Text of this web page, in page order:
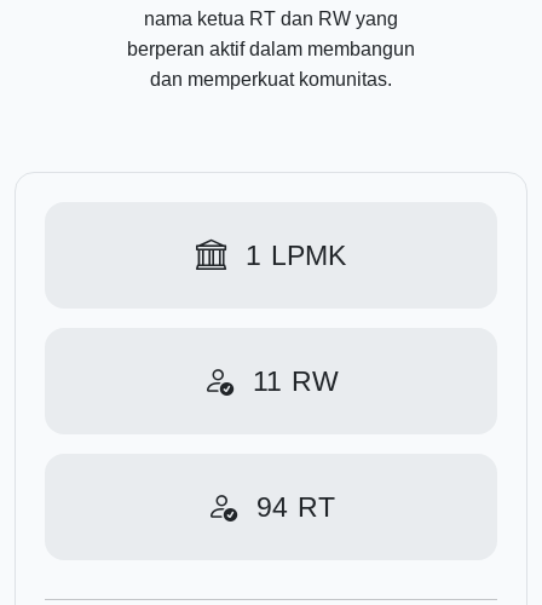
nama ketua RT dan RW yang
berperan aktif dalam membangun
dan memperkuat komunitas.
1 LPMK
11 RW
94 RT